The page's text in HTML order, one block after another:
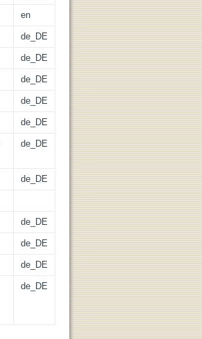
en
de_DE
de_DE
de_DE
de_DE
de_DE
de_DE
de_DE
de_DE
de_DE
de_DE
de_DE